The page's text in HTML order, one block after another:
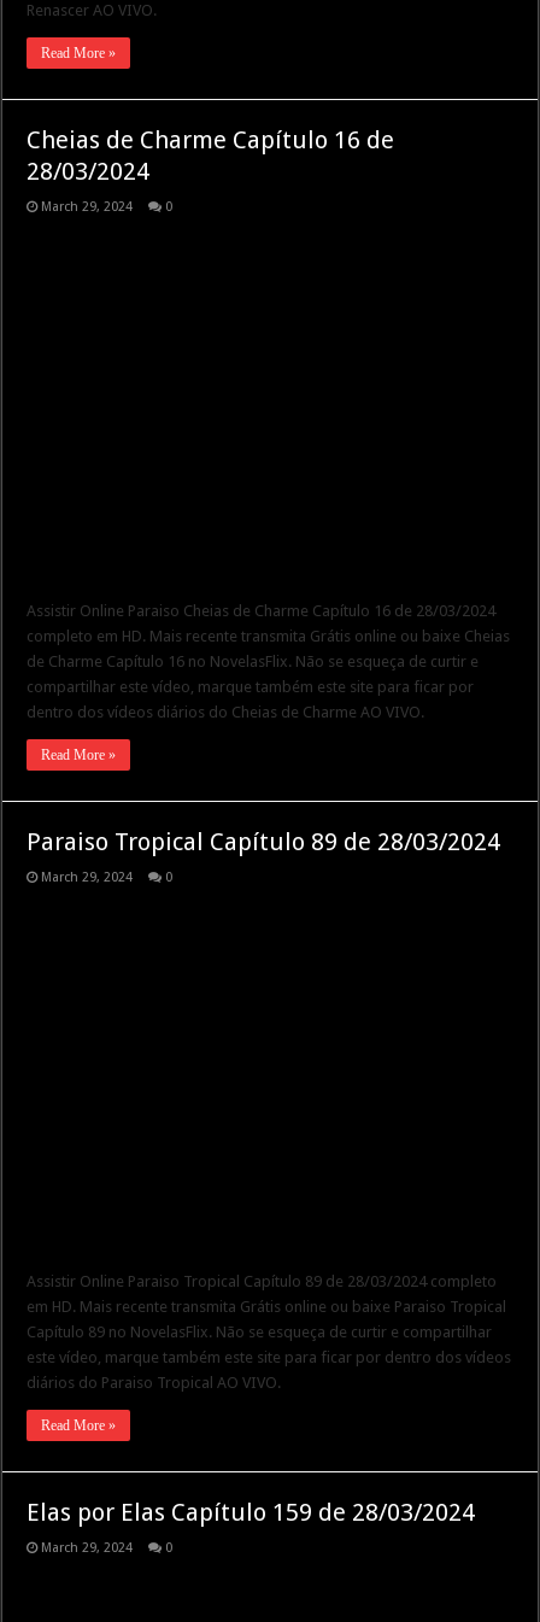
Renascer AO VIVO.
Read More »
Cheias de Charme Capítulo 16 de
28/03/2024
March 29, 2024 0
Assistir Online Paraiso Cheias de Charme Capítulo 16 de 28/03/2024
completo em HD. Mais recente transmita Grátis online ou baixe Cheias
de Charme Capítulo 16 no NovelasFlix. Não se esqueça de curtir e
compartilhar este vídeo, marque também este site para ficar por
dentro dos vídeos diários do Cheias de Charme AO VIVO.
Read More »
Paraiso Tropical Capítulo 89 de 28/03/2024
March 29, 2024 0
Assistir Online Paraiso Tropical Capítulo 89 de 28/03/2024 completo
em HD. Mais recente transmita Grátis online ou baixe Paraiso Tropical
Capítulo 89 no NovelasFlix. Não se esqueça de curtir e compartilhar
este vídeo, marque também este site para ficar por dentro dos vídeos
diários do Paraiso Tropical AO VIVO.
Read More »
Elas por Elas Capítulo 159 de 28/03/2024
March 29, 2024 0